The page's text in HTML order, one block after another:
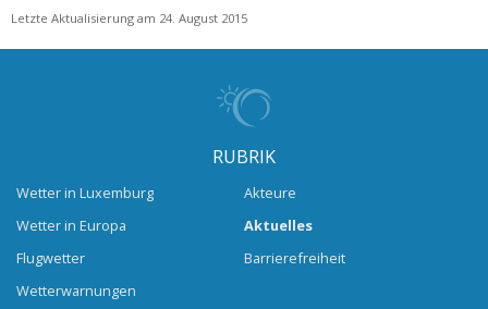
Letzte Aktualisierung am 24. August 2015
RUBRIK
Wetter in Luxemburg
Wetter in Europa
Flugwetter
Wetterwarnungen
Akteure
Aktuelles
Barrierefreiheit